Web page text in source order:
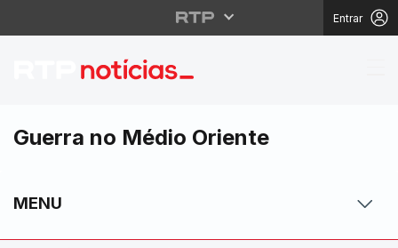
Entrar
"Noite muito difícil".
Guerra no Médio Oriente
MENU